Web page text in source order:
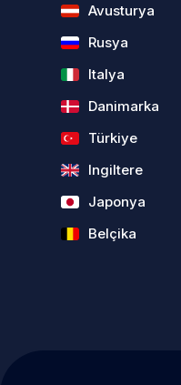
Avusturya
Rusya
Italya
Danimarka
Türkiye
Ingiltere
Japonya
Belçika